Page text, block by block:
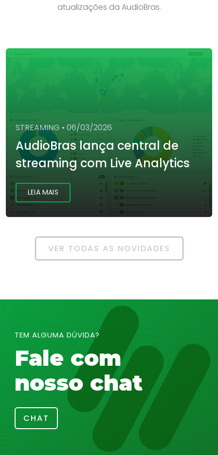
atualizações da AudioBras.
STREAMING • 06/03/2026
AudioBras lança central de
streaming com Live Analytics
LEIA MAIS
VER TODAS AS NOVIDADES
TEM ALGUMA DÚVIDA?
Fale com
nosso chat
CHAT